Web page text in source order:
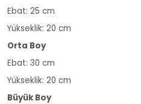
Ebat: 25 cm
Yükseklik: 20 cm
Orta Boy
Ebat: 30 cm
Yükseklik: 20 cm
Büyük Boy